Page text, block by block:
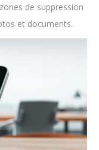
de suppression
et documents.